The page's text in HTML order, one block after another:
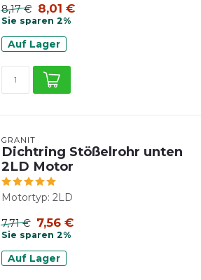
8,17 € 8,01 €
Sie sparen 2%
Auf Lager
GRANIT
Dichtring Stößelrohr unten
2LD Motor
Motortyp: 2LD
7,71 € 7,56 €
Sie sparen 2%
Auf Lager